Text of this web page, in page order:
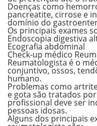
Doenças como
pancreatite, cirrose e
domínio do
Os principais exames
Endoscopia digestiva
Ecografia abdominal
Check-up médico
Reumatologista é o
conjuntivo, ossos,
humano.
Problemas como
e gota são tratados
profissional deve ser
pessoas idosas.
Alguns dos principais